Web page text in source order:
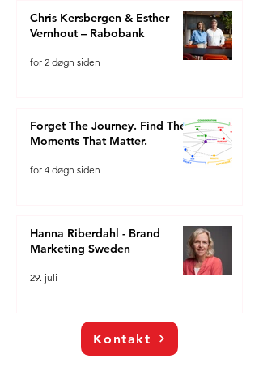
Chris Kersbergen & Esther
Vernhout – Rabobank
for 2 døgn siden
Forget The Journey. Find The
Moments That Matter.
for 4 døgn siden
Hanna Riberdahl - Brand
Marketing Sweden
29. juli
Kontakt